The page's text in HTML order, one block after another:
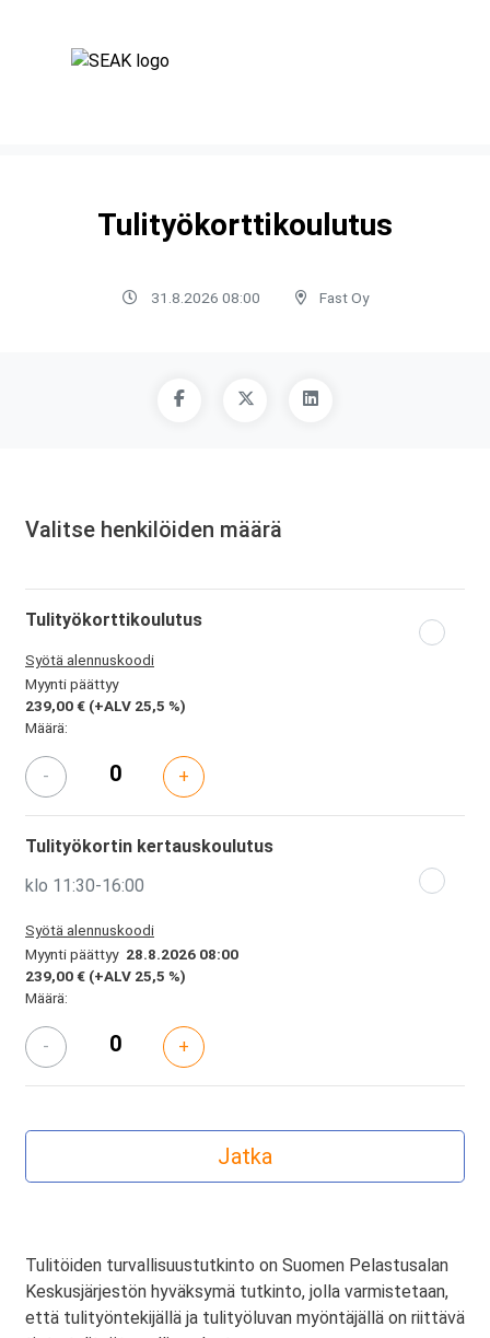
Tulityökorttikoulutus
31.8.2026 08:00 Fast Oy
Valitse henkilöiden määrä
Tulityökorttikoulutus
Syötä alennuskoodi
Myynti päättyy
239,00 € (+ALV 25,5 %)
Määrä:
- +
Tulityökortin kertauskoulutus
klo 11:30-16:00
Syötä alennuskoodi
Myynti päättyy 28.8.2026 08:00
239,00 € (+ALV 25,5 %)
Määrä:
- +
Tulitöiden turvallisuustutkinto on Suomen Pelastusalan
Keskusjärjestön hyväksymä tutkinto, jolla varmistetaan,
että tulityöntekijällä ja tulityöluvan myöntäjällä on riittävä